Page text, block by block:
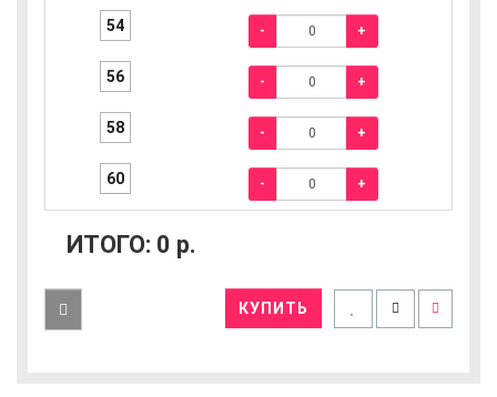
54 - +
56 - +
58 - +
60 - +
ИТОГО: 0 р.
КУПИТЬ